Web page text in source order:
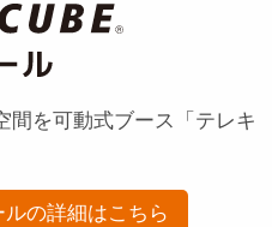
間を可動式ブース「テレキ
の詳細はこちら